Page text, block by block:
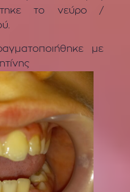
το νεύρο /
με